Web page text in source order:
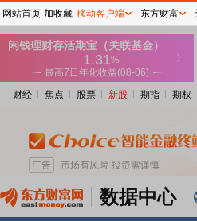
财经 焦点 股票 新股 期指 期权
数据中心
网站首页 加收藏 移动客户端 东方财富